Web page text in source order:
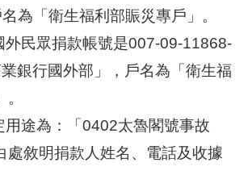
為「衛生福利部賑災專戶」。
外民眾捐款帳號是007-09-11868-
銀行國外部」，戶名為「衛生福
用途為：「0402太魯閣號事故
處敘明捐款人姓名、電話及收據